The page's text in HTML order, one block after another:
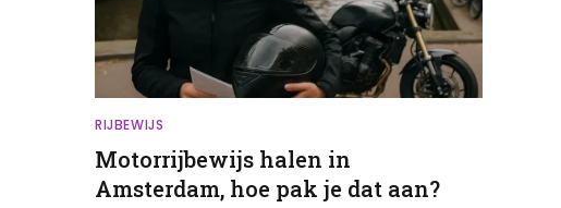
RIJBEWIJS
Motorrijbewijs halen in
Amsterdam, hoe pak je dat aan?